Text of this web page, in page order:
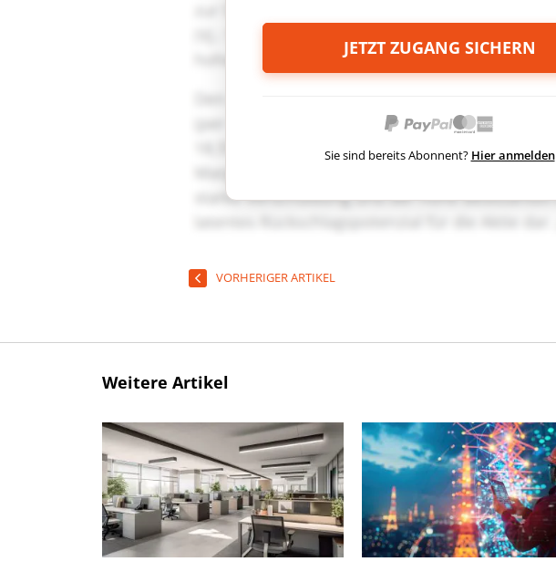
JETZT ZUGANG SICHERN
Sie sind bereits Abonnent? Hier anmelden
VORHERIGER ARTIKEL
Weitere Artikel